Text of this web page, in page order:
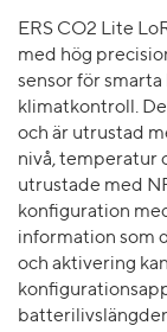
ERS CO2 Lite
med hög
sensor för
klimatkontroll.
och är utrustad
nivå, temperatur
utrustade med
konfiguration
information som
och aktivering